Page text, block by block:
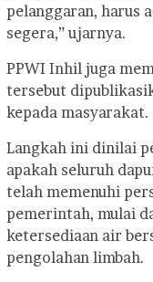
pelanggaran, harus
segera,” ujarnya.
PPWI Inhil juga
tersebut
kepada masyarakat.
Langkah ini dinilai
apakah seluruh
telah memenuhi
pemerintah, mulai
ketersediaan air
pengolahan limbah.